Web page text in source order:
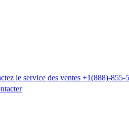
le service des ventes +1(888)-855-